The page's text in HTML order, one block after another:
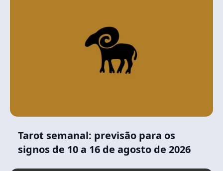
Tarot semanal: previsão para os
signos de 10 a 16 de agosto de 2026